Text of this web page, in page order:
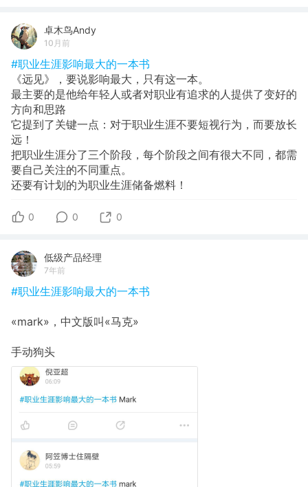
卓木鸟Andy
10月前
#职业生涯影响最大的一本书
《远见》，要说影响最大，只有这一本。
最主要的是他给年轻人或者对职业有追求的人提供了变好的
方向和思路
它提到了关键一点：对于职业生涯不要短视行为，而要放长
远！
把职业生涯分了三个阶段，每个阶段之间有很大不同，都需
要自己关注的不同重点。
还要有计划的为职业生涯储备燃料！
0 0 0
低级产品经理
7年前
#职业生涯影响最大的一本书
«mark»，中文版叫«马克»
手动狗头